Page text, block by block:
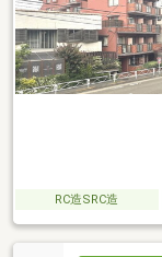
RC造SRC造